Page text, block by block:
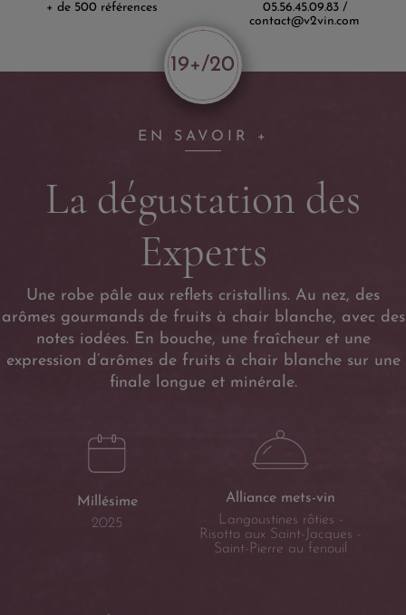
+ de 500 références
05.56.45.09.83 /
contact@v2vin.com
19+/20
EN SAVOIR +
La dégustation des
Experts
Une robe pâle aux reflets cristallins. Au nez, des
arômes gourmands de fruits à chair blanche, avec des
notes iodées. En bouche, une fraîcheur et une
expression d’arômes de fruits à chair blanche sur une
finale longue et minérale.
Millésime
2025
Alliance mets-vin
Langoustines rôties -
Risotto aux Saint-Jacques -
Saint-Pierre au fenouil